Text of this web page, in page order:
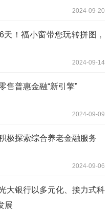
2024-09-20
天！福小窗带您玩转拼图，
2024-09-14
售普惠金融“新引擎”
2024-09-09
极探索综合养老金融服务
2024-09-06
大银行以多元化、接力式科
展